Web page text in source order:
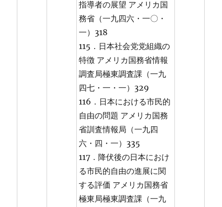
指導者の展望 アメリカ国
務省（一九四六・一〇・
一）318
115．日本社会党党組織の
特徴 アメリカ国務省情報
調査局極東調査課（一九
四七・一・一）329
116．日本における市民的
自由の問題 アメリカ国務
省訓査情報局（一九四
六・四・一）335
117．降伏後の日本におけ
る市民的自由の進展に関
する評価 アメリカ国務省
極東局極東調査課（一九